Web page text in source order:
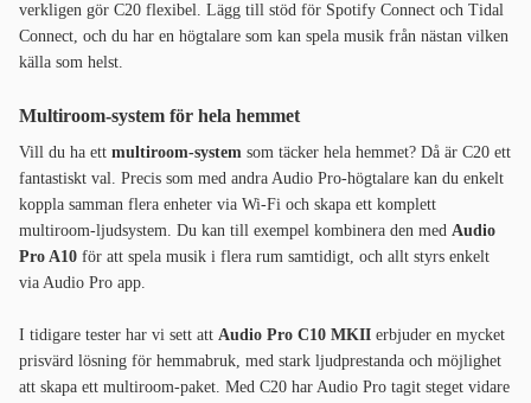
verkligen gör C20 flexibel. Lägg till stöd för Spotify Connect och Tidal
Connect, och du har en högtalare som kan spela musik från nästan vilken
källa som helst.
Multiroom-system för hela hemmet
Vill du ha ett multiroom-system som täcker hela hemmet? Då är C20 ett
fantastiskt val. Precis som med andra Audio Pro-högtalare kan du enkelt
koppla samman flera enheter via Wi-Fi och skapa ett komplett
multiroom-ljudsystem. Du kan till exempel kombinera den med Audio
Pro A10 för att spela musik i flera rum samtidigt, och allt styrs enkelt
via Audio Pro app.
I tidigare tester har vi sett att Audio Pro C10 MKII erbjuder en mycket
prisvärd lösning för hemmabruk, med stark ljudprestanda och möjlighet
att skapa ett multiroom-paket. Med C20 har Audio Pro tagit steget vidare